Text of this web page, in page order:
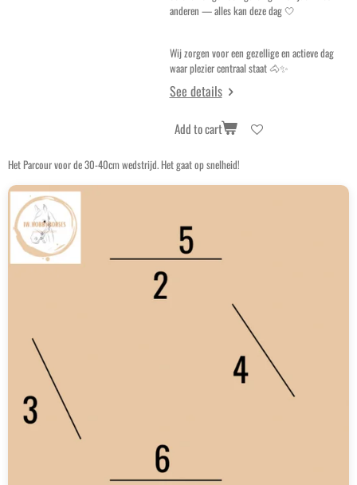
anderen — alles kan deze dag 🤍
Wij zorgen voor een gezellige en actieve dag
waar plezier centraal staat 🐴✨
See details
Add to cart
Het Parcour voor de 30-40cm wedstrijd. Het gaat op snelheid!